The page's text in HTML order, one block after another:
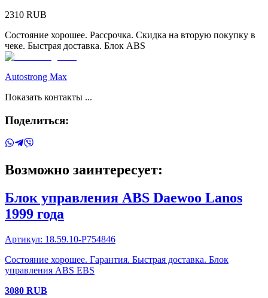
2310 RUB
Состояние хорошее. Рассрочка. Скидка на вторую покупку в
чеке. Быстрая доставка. Блок ABS
Autostrong Max
Показать контакты ...
Поделиться:
Возможно заинтересует:
Блок управления ABS Daewoo Lanos
1999 года
Артикул: 18.59.10-P754846
Состояние хорошее. Гарантия. Быстрая доставка. Блок
управления ABS EBS
3080 RUB